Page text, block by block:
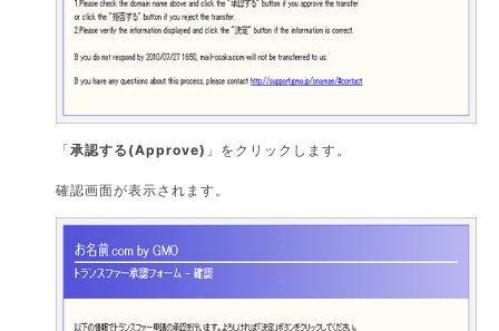
「承認する(Approve) 」をクリックします。
確認画面が表示されます。